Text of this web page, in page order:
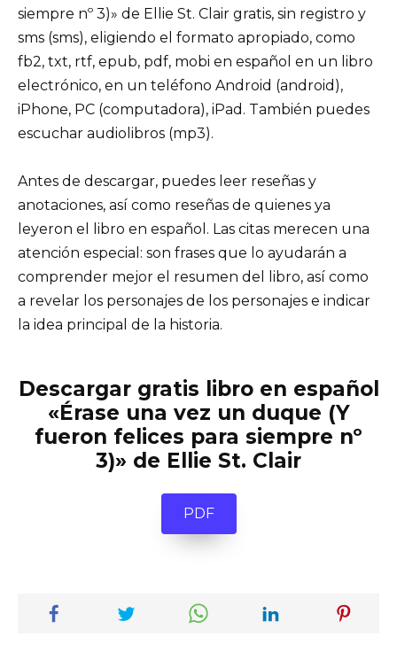
siempre nº 3)» de Ellie St. Clair gratis, sin registro y
sms (sms), eligiendo el formato apropiado, como
fb2, txt, rtf, epub, pdf, mobi en español en un libro
electrónico, en un teléfono Android (android),
iPhone, PC (computadora), iPad. También puedes
escuchar audiolibros (mp3).
Antes de descargar, puedes leer reseñas y
anotaciones, así como reseñas de quienes ya
leyeron el libro en español. Las citas merecen una
atención especial: son frases que lo ayudarán a
comprender mejor el resumen del libro, así como
a revelar los personajes de los personajes e indicar
la idea principal de la historia.
Descargar gratis libro en español
«Érase una vez un duque (Y
fueron felices para siempre nº
3)» de Ellie St. Clair
PDF